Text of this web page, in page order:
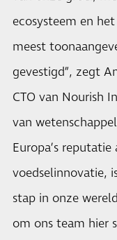
ecosysteem en
meest
gevestigd”, zegt
CTO van Nourish
van
Europa’s
voedselinnovatie,
stap in onze
om ons team hier